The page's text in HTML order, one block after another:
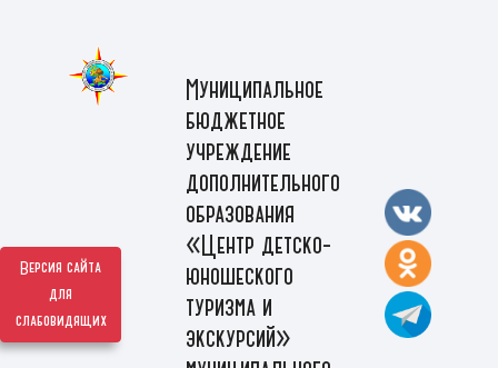
Версия сайта
для
слабовидящих
Муниципальное
бюджетное
учреждение
дополнительного
образования
«Центр детско-
юношеского
туризма и
экскурсий»